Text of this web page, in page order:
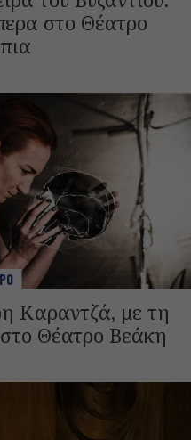
στο Θέατρο
Καραντζά, με τη
Θέατρο Βεάκη